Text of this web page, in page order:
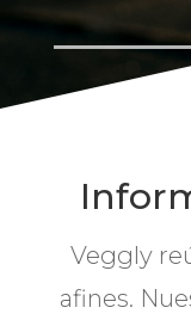
Veggly
afines.